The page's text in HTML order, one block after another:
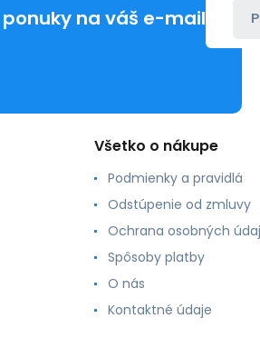
na váš e-mail
Všetko o nákupe
Podmienky a pravidlá
Odstúpenie od zmluvy
Ochrana osobných
Spôsoby platby
O nás
Kontaktné údaje